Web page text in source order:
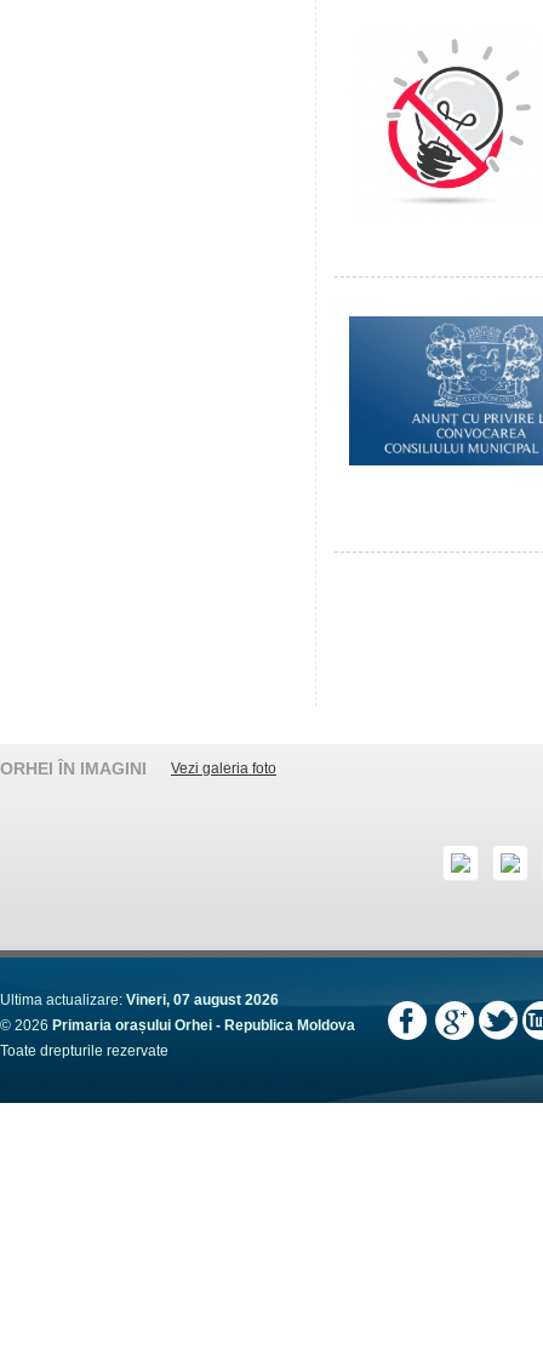
ORHEI ÎN IMAGINI Vezi galeria foto
Ultima actualizare: Vineri, 07 august 2026
© 2026 Primaria orașului Orhei - Republica Moldova
Toate drepturile rezervate